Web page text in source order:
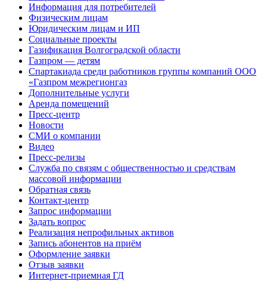
Информация для потребителей
Физическим лицам
Юридическим лицам и ИП
Социальные проекты
Газификация Волгоградской области
Газпром — детям
Спартакиада среди работников группы компаний ООО
«Газпром межрегионгаз
Дополнительные услуги
Аренда помещений
Пресс-центр
Новости
СМИ о компании
Видео
Пресс-релизы
Служба по связям с общественностью и средствам
массовой информации
Обратная связь
Контакт-центр
Запрос информации
Задать вопрос
Реализация непрофильных активов
Запись абонентов на приём
Оформление заявки
Отзыв заявки
Интернет-приемная ГД